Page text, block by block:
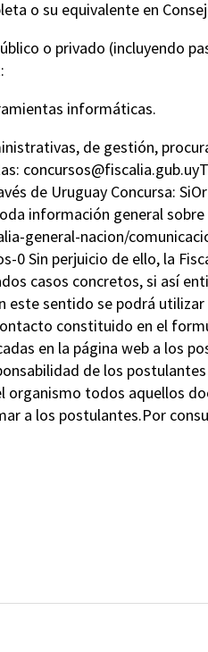
o su equivalente en
o privado (incluyendo
informáticas.
de gestión,
de Uruguay Concursa:
información general
general-nacion/
Sin perjuicio de ello, la
casos concretos, si así
este sentido se podrá
constituido en el
en la página web a los
de los
organismo todos aquellos
a los postulantes.Por